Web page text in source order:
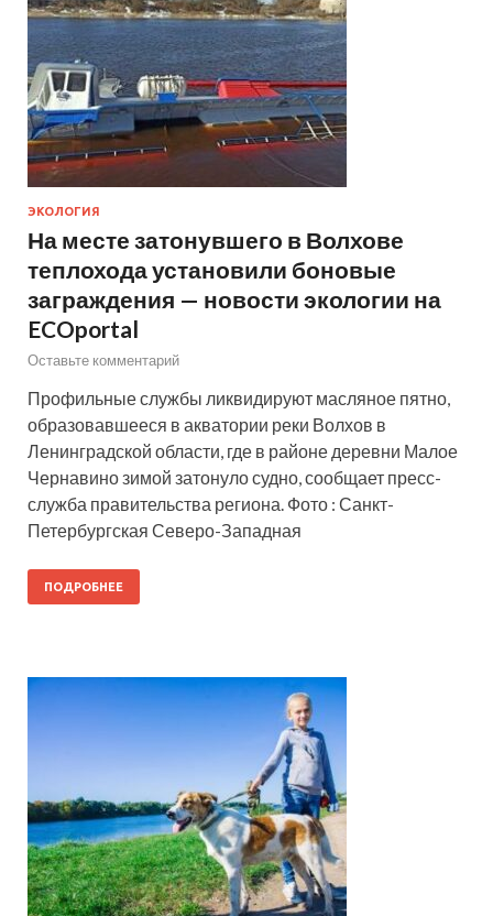
ЭКОЛОГИЯ
На месте затонувшего в Волхове
теплохода установили боновые
заграждения — новости экологии на
ECOportal
Оставьте комментарий
Профильные службы ликвидируют масляное пятно,
образовавшееся в акватории реки Волхов в
Ленинградской области, где в районе деревни Малое
Чернавино зимой затонуло судно, сообщает пресс-
служба правительства региона. Фото : Санкт-
Петербургская Северо-Западная
ПОДРОБНЕЕ